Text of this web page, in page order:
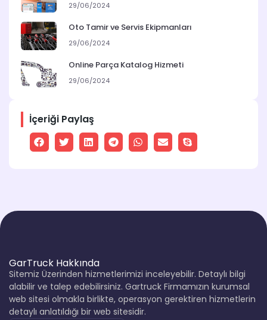
29/06/2024
Oto Tamir ve Servis Ekipmanları
29/06/2024
Online Parça Katalog Hizmeti
29/06/2024
İçeriği Paylaş
GarTruck Hakkında
Sitemiz Üzerinden hizmetlerimizi inceleyebilir. Detaylı bilgi
alabilir ve talep edebilirsiniz. Gartruck Firmamızın kurumsal
web sitesi olmakla birlikte, operasyon gerektiren hizmetlerin
detaylı anlatıldığı bir web sitesidir.